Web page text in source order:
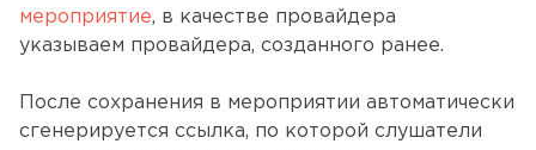
мероприятие, в качестве провайдера
указываем провайдера, созданного ранее.
После сохранения в мероприятии автоматически
сгенерируется ссылка, по которой слушатели